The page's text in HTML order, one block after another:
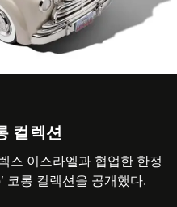
컬렉션
스 이스라엘과 협업한 한정
코롱 컬렉션을 공개했다.